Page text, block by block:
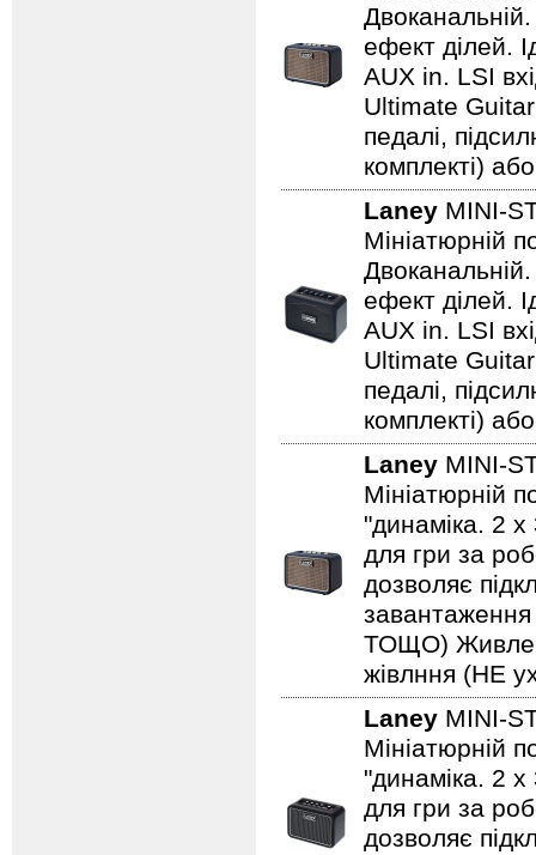
ефект ділей.
AUX in. LSI
Ultimate Guitar
педалі,
комплекті)
Laney MINI-
Мініатюрній
ефект ділей.
AUX in. LSI
Ultimate Guitar
педалі,
комплекті)
Laney MINI-
Мініатюрній
"динаміка. 2
для гри за
дозволяє
завантаження
ТОЩО)
жівлння (НЕ
Laney MINI-
Мініатюрній
"динаміка. 2
для гри за
дозволяє